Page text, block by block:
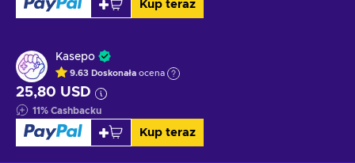
Kup teraz
Kasepo
9.63 Doskonała ocena
25,80 USD
11% Cashbacku
Kup teraz